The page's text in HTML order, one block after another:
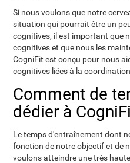
Si nous voulons que notre
situation qui pourrait être un
cognitives, il est important que
cognitives et que nous les
CogniFit est conçu pour nous
cognitives liées à la
Comment de
dédier à
Le temps d'entraînement dont
fonction de notre objectif et de
voulons atteindre une très